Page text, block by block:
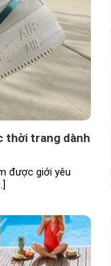
thời trang dành
được giới yêu